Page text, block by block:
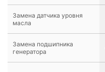
Замена датчика уровня
масла
Замена подшипника
генератора